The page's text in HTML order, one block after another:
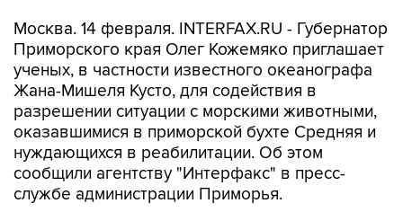
Москва. 14 февраля. INTERFAX.RU - Губернатор
Приморского края Олег Кожемяко приглашает
ученых, в частности известного океанографа
Жана-Мишеля Кусто, для содействия в
разрешении ситуации с морскими животными,
оказавшимися в приморской бухте Средняя и
нуждающихся в реабилитации. Об этом
сообщили агентству "Интерфакс" в пресс-
службе администрации Приморья.